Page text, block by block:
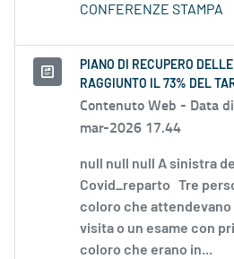
CONFERENZE STAMPA
PIANO DI RECUPERO
RAGGIUNTO IL 73% DEL
Contenuto Web - Data
mar-2026 17.44
null null null A sinistra
Covid_reparto Tre
coloro che
visita o un esame con
coloro che erano in...